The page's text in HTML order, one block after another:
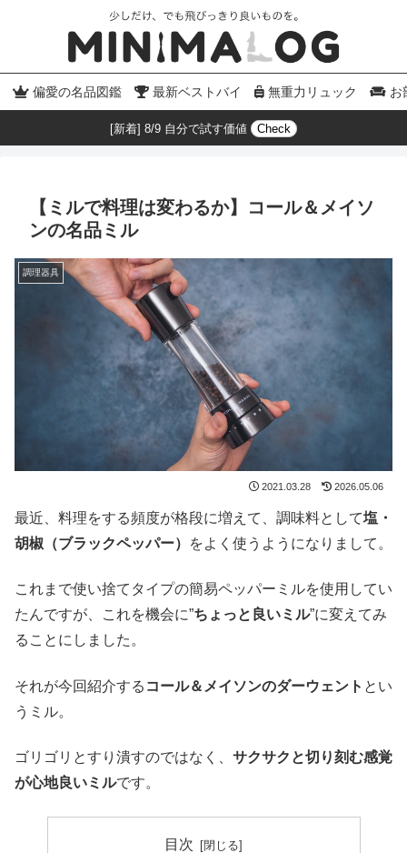
偏愛の名品図鑑 最新ベストバイ 無重力リュック お
[新着] 8/9 自分で試す価値 Check
【ミルで料理は変わるか】コール＆メイソ
ンの名品ミル
調理器具
2021.03.28 2026.05.06
最近、料理をする頻度が格段に増えて、調味料として塩・
胡椒（ブラックペッパー）
をよく使うようになりまして。
これまで使い捨てタイプの簡易ペッパーミルを使用してい
たんですが、これを機会に”ちょっと良いミル”に変えてみ
ることにしました。
それが今回紹介する コール＆メイソンのダーウェント とい
うミル。
ゴリゴリとすり潰すのではなく、 サクサクと切り刻む感覚
が心地良いミルです。
目次